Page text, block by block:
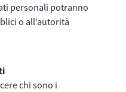
personali potranno
o all’autorità
chi sono i